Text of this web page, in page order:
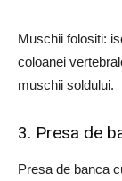
Muschii folositi:
coloanei
muschii soldului.
3. Presa de
Presa de banca